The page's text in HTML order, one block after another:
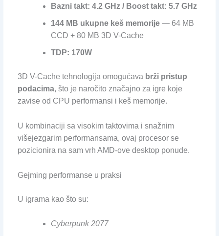
Bazni takt: 4.2 GHz / Boost takt: 5.7 GHz
144 MB ukupne keš memorije— 64 MB
CCD + 80 MB 3D V-Cache
TDP: 170W
3D V-Cache tehnologija omogućava brži pristup
podacima, što je naročito značajno za igre koje
zavise od CPU performansi i keš memorije.
U kombinaciji sa visokim taktovima i snažnim
višejezgarim performansama, ovaj procesor se
pozicionira na sam vrh AMD-ove desktop ponude.
Gejming performanse u praksi
U igrama kao što su:
Cyberpunk 2077